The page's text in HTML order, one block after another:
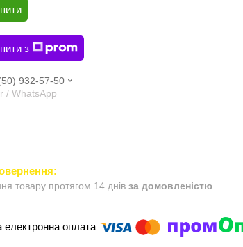
з
932-57-50
/ WhatsApp
товару протягом 14 днів за домовленістю